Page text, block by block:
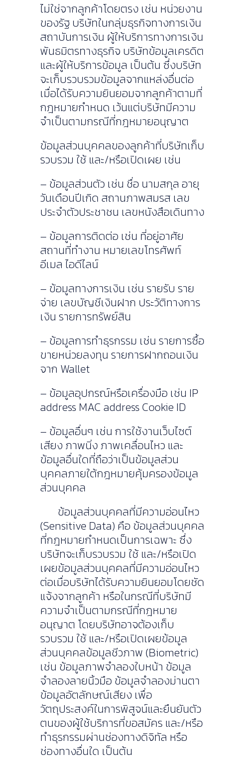
ไม่ใช่จากลูกค้าโดยตรง เช่น หน่วยงาน
ของรัฐ บริษัทในกลุ่มธุรกิจทางการเงิน
สถาบันการเงิน ผู้ให้บริการทางการเงิน
พันธมิตรทางธุรกิจ บริษัทข้อมูลเครดิต
และผู้ให้บริการข้อมูล เป็นต้น ซึ่งบริษัท
จะเก็บรวบรวมข้อมูลจากแหล่งอื่นต่อ
เมื่อได้รับความยินยอมจากลูกค้าตามที่
กฎหมายกำหนด เว้นแต่บริษัทมีความ
จำเป็นตามกรณีที่กฎหมายอนุญาต
ข้อมูลส่วนบุคคลของลูกค้าที่บริษัทเก็บ
รวบรวม ใช้ และ/หรือเปิดเผย เช่น
– ข้อมูลส่วนตัว เช่น ชื่อ นามสกุล อายุ
วันเดือนปีเกิด สถานภาพสมรส เลข
ประจำตัวประชาชน เลขหนังสือเดินทาง
– ข้อมูลการติดต่อ เช่น ที่อยู่อาศัย
สถานที่ทำงาน หมายเลขโทรศัพท์
อีเมล ไอดีไลน์
– ข้อมูลทางการเงิน เช่น รายรับ ราย
จ่าย เลขบัญชีเงินฝาก ประวัติทางการ
เงิน รายการทรัพย์สิน
– ข้อมูลการทำธุรกรรม เช่น รายการซื้อ
ขายหน่วยลงทุน รายการฝากถอนเงิน
จาก Wallet
– ข้อมูลอุปกรณ์หรือเครื่องมือ เช่น IP
address MAC address Cookie ID
– ข้อมูลอื่นๆ เช่น การใช้งานเว็บไซต์
เสียง ภาพนิ่ง ภาพเคลื่อนไหว และ
ข้อมูลอื่นใดที่ถือว่าเป็นข้อมูลส่วน
บุคคลภายใต้กฎหมายคุ้มครองข้อมูล
ส่วนบุคคล
​​ ข้อมูลส่วนบุคคลที่มีความอ่อนไหว
(Sensitive Data) คือ ข้อมูลส่วนบุคคล
ที่กฎหมายกำหนดเป็นการเฉพาะ ซึ่ง
บริษัทจะเก็บรวบรวม ใช้ และ/หรือเปิด
เผยข้อมูลส่วนบุคคลที่มีความอ่อนไหว
ต่อเมื่อบริษัทได้รับความยินยอมโดยชัด
แจ้งจากลูกค้า หรือในกรณีที่บริษัทมี
ความจำเป็นตามกรณีที่กฎหมาย
อนุญาต โดยบริษัทอาจต้องเก็บ
รวบรวม ใช้ และ/หรือเปิดเผยข้อมูล
ส่วนบุคคลข้อมูลชีวภาพ (Biometric)
เช่น ข้อมูลภาพจำลองใบหน้า ข้อมูล
จำลองลายนิ้วมือ ข้อมูลจำลองม่านตา
ข้อมูลอัตลักษณ์เสียง เพื่อ
วัตถุประสงค์ในการพิสูจน์และยืนยันตัว
ตนของผู้ใช้บริการที่ขอสมัคร และ/หรือ
ทำธุรกรรมผ่านช่องทางดิจิทัล หรือ
ช่องทางอื่นใด เป็นต้น